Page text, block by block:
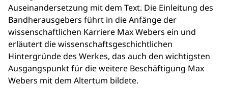
Auseinandersetzung mit dem Text. Die Einleitung des
Bandherausgebers führt in die Anfänge der
wissenschaftlichen Karriere Max Webers ein und
erläutert die wissenschaftsgeschichtlichen
Hintergründe des Werkes, das auch den wichtigsten
Ausgangspunkt für die weitere Beschäftigung Max
Webers mit dem Altertum bildete.